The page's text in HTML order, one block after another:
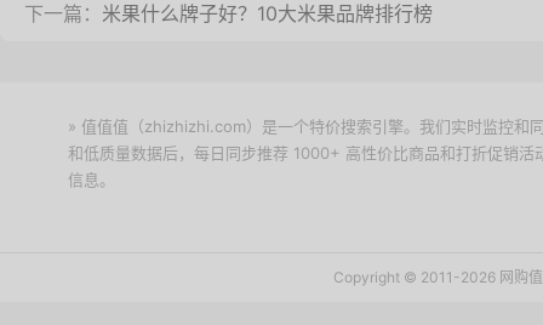
下一篇： 米果什么牌子好？10大米果品牌排行榜
» 值值值（zhizhizhi.com）是一个特价搜索引擎。我们实时监控和
和低质量数据后，每日同步推荐 1000+ 高性价比商品和打折促销
信息。
Copyright © 2011-2026 网购